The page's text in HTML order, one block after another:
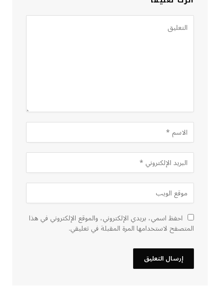
احفظ اسمي، بريدي الإلكتروني، والموقع الإلكتروني في هذا
المتصفح لاستخدامها المرة المقبلة في تعليقي.